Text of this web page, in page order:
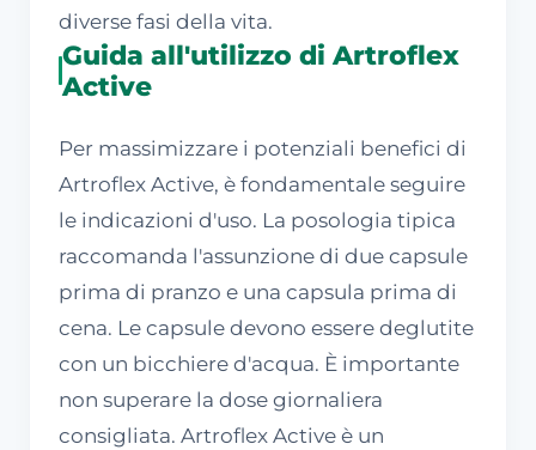
diverse fasi della vita.
Guida all'utilizzo di Artroflex
Active
Per massimizzare i potenziali benefici di
Artroflex Active, è fondamentale seguire
le indicazioni d'uso. La posologia tipica
raccomanda l'assunzione di due capsule
prima di pranzo e una capsula prima di
cena. Le capsule devono essere deglutite
con un bicchiere d'acqua. È importante
non superare la dose giornaliera
consigliata. Artroflex Active è un